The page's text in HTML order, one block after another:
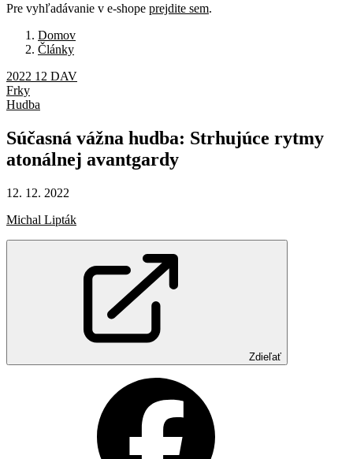
Pre vyhľadávanie v e-shope prejdite sem.
Domov
Články
2022 12 DAV
Frky
Hudba
Súčasná vážna hudba: Strhujúce rytmy
atonálnej avantgardy
12. 12. 2022
Michal Lipták
Zdieľať